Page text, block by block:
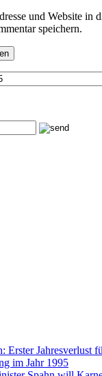
und Website in
speichern.
Erster Jahresverlust
im Jahr 1995